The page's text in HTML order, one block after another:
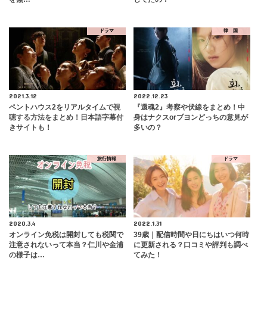
ドラマ
2021.3.12
ペントハウス2をリアルタイムで視
聴する方法をまとめ！日本語字幕付
きサイトも！
韓 国
2022.12.23
『還魂2』考察や伏線をまとめ！中
身はナクスorブヨンどっちの意見が
多いの？
旅行情報
2020.3.4
オンライン免税は開封しても税関で
注意されないって本当？仁川や金浦
の様子は…
ドラマ
2022.1.31
39歳｜配信時間や日にちはいつ何時
に更新される？口コミや評判も調べ
てみた！